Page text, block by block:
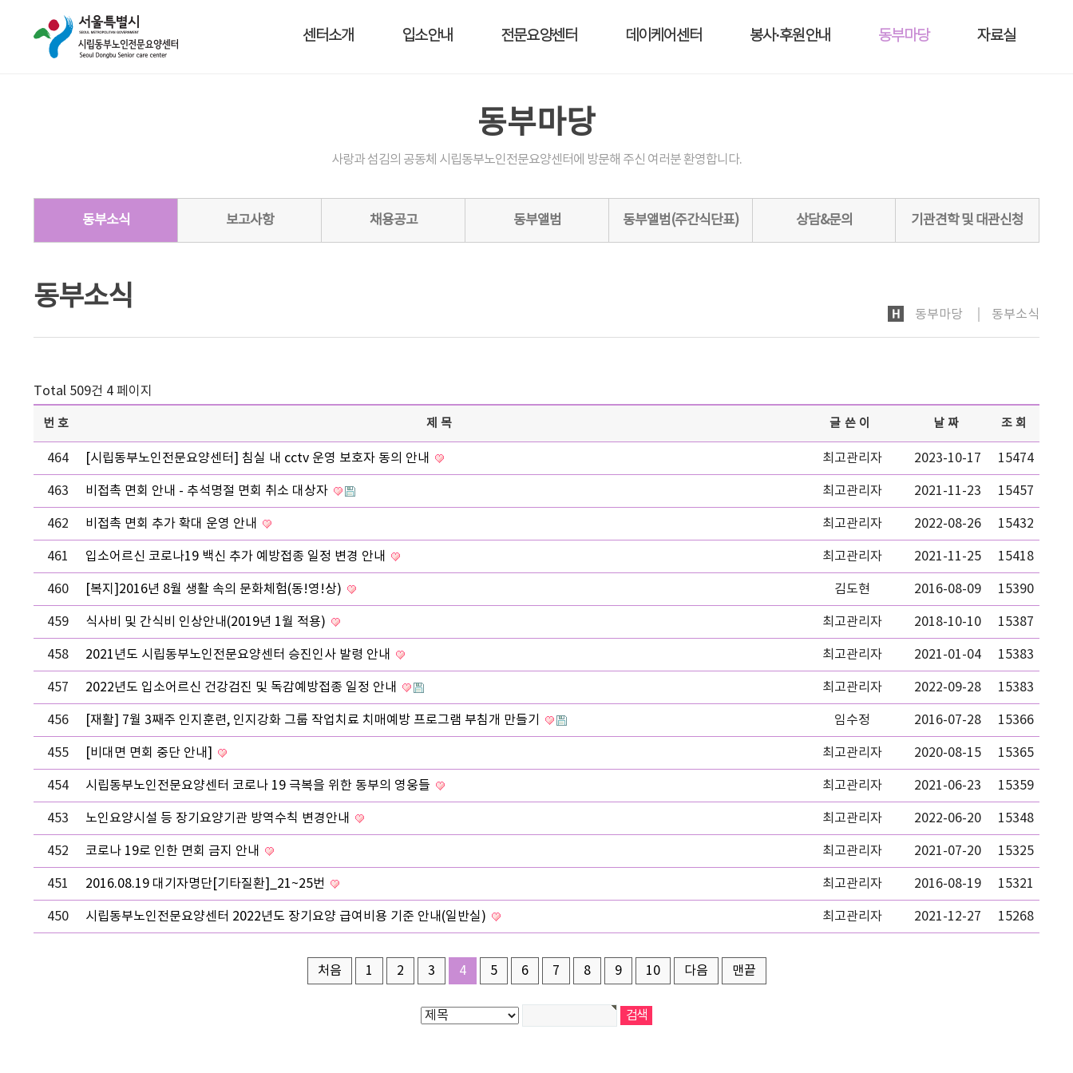
센터소개 입소안내 전문요양센터 데이케어센터 봉사·후원안내 동부마당 자료실
동부마당
사랑과 섬김의 공동체 시립동부노인전문요양센터에 방문해 주신 여러분 환영합니다.
동부소식 보고사항 채용공고 동부앨범 동부앨범(주간식단표) 상담&문의 기관견학 및 대관신청
동부소식 HOME
동부마당 동부소식
Total 509건 4 페이지
번호 제목 글쓴이 날짜 조회
464 [시립동부노인전문요양센터] 침실 내 cctv 운영 보호자 동의 안내 최고관리자 2023-10-17 15474
463 비접촉 면회 안내 - 추석명절 면회 취소 대상자 최고관리자 2021-11-23 15457
462 비접촉 면회 추가 확대 운영 안내 최고관리자 2022-08-26 15432
461 입소어르신 코로나19 백신 추가 예방접종 일정 변경 안내 최고관리자 2021-11-25 15418
460 [복지]2016년 8월 생활 속의 문화체험(동!영!상) 김도현 2016-08-09 15390
459 식사비 및 간식비 인상안내(2019년 1월 적용) 최고관리자 2018-10-10 15387
458 2021년도 시립동부노인전문요양센터 승진인사 발령 안내 최고관리자 2021-01-04 15383
457 2022년도 입소어르신 건강검진 및 독감예방접종 일정 안내 최고관리자 2022-09-28 15383
456 [재활] 7월 3째주 인지훈련, 인지강화 그룹 작업치료 치매예방 프로그램 부침개 만들기 임수정 2016-07-28 15366
455 [비대면 면회 중단 안내] 최고관리자 2020-08-15 15365
454 시립동부노인전문요양센터 코로나 19 극복을 위한 동부의 영웅들 최고관리자 2021-06-23 15359
453 노인요양시설 등 장기요양기관 방역수칙 변경안내 최고관리자 2022-06-20 15348
452 코로나 19로 인한 면회 금지 안내 최고관리자 2021-07-20 15325
451 2016.08.19 대기자명단[기타질환]_21~25번 최고관리자 2016-08-19 15321
450 시립동부노인전문요양센터 2022년도 장기요양 급여비용 기준 안내(일반실) 최고관리자 2021-12-27 15268
처음 1 2 3 4 5 6 7 8 9 10 다음 맨끝